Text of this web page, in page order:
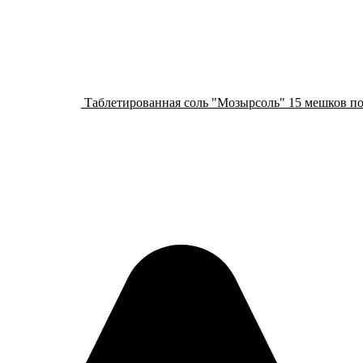
Таблетированная соль "Мозырсоль" 15 мешков